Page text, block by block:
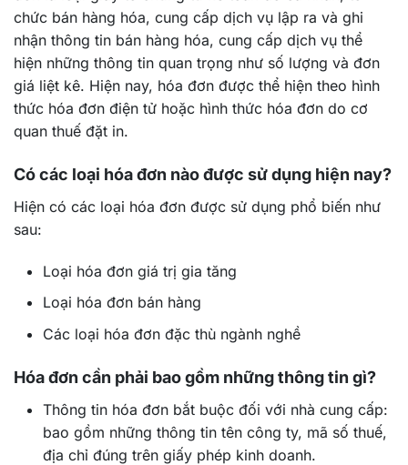
chức bán hàng hóa, cung cấp dịch vụ lập ra và ghi
nhận thông tin bán hàng hóa, cung cấp dịch vụ thể
hiện những thông tin quan trọng như số lượng và đơn
giá liệt kê. Hiện nay, hóa đơn được thể hiện theo hình
thức hóa đơn điện tử hoặc hình thức hóa đơn do cơ
quan thuế đặt in.
Có các loại hóa đơn nào được sử dụng hiện nay?
Hiện có các loại hóa đơn được sử dụng phổ biến như
sau:
Loại hóa đơn giá trị gia tăng
Loại hóa đơn bán hàng
Các loại hóa đơn đặc thù ngành nghề
Hóa đơn cần phải bao gồm những thông tin gì?
Thông tin hóa đơn bắt buộc đối với nhà cung cấp:
bao gồm những thông tin tên công ty, mã số thuế,
địa chỉ đúng trên giấy phép kinh doanh.